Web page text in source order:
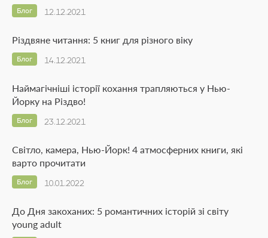
12.12.2021
Блог
Різдвяне читання: 5 книг для різного віку
14.12.2021
Блог
Наймагічніші історії кохання трапляються у Нью-
Йорку на Різдво!
23.12.2021
Блог
Світло, камера, Нью-Йорк! 4 атмосферних книги, які
варто прочитати
10.01.2022
Блог
До Дня закоханих: 5 романтичних історій зі світу
young adult